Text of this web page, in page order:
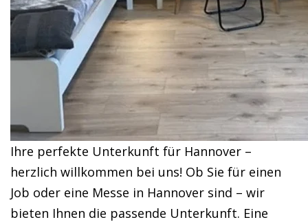
Ihre perfekte Unterkunft für Hannover –
herzlich willkommen bei uns! Ob Sie für einen
Job oder eine Messe in Hannover sind – wir
bieten Ihnen die passende Unterkunft. Eine